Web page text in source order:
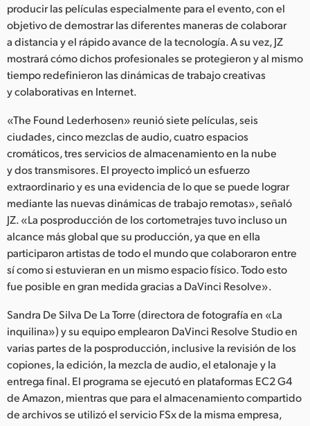
España
Sweden
Chinese Taipei
UAE
Ukraine
United Kingdom
United States
producir las películas especialmente para el evento, con el
objetivo de demostrar las diferentes maneras de colaborar
a distancia y el rápido avance de la tecnología. A su vez, JZ
mostrará cómo dichos profesionales se protegieron y al mismo
tiempo redefinieron las dinámicas de trabajo creativas
y colaborativas en Internet.
«The Found Lederhosen» reunió siete películas, seis
ciudades, cinco mezclas de audio, cuatro espacios
cromáticos, tres servicios de almacenamiento en la nube
y dos transmisores. El proyecto implicó un esfuerzo
extraordinario y es una evidencia de lo que se puede lograr
mediante las nuevas dinámicas de trabajo remotas», señaló
JZ. «La posproducción de los cortometrajes tuvo incluso un
alcance más global que su producción, ya que en ella
participaron artistas de todo el mundo que colaboraron entre
sí como si estuvieran en un mismo espacio físico. Todo esto
fue posible en gran medida gracias a DaVinci Resolve».
Sandra De Silva De La Torre (directora de fotografía en «La
inquilina») y su equipo emplearon DaVinci Resolve Studio en
varias partes de la posproducción, inclusive la revisión de los
copiones, la edición, la mezcla de audio, el etalonaje y la
entrega final. El programa se ejecutó en plataformas EC2 G4
de Amazon, mientras que para el almacenamiento compartido
de archivos se utilizó el servicio FSx de la misma empresa,